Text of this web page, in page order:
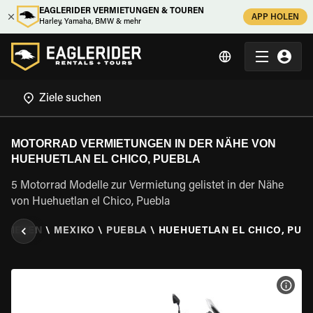
EAGLERIDER VERMIETUNGEN & TOUREN
Harley, Yamaha, BMW & mehr
APP HOLEN
MOTORRAD VERMIETUNGEN IN DER NÄHE VON
HUEHUETLAN EL CHICO, PUEBLA
5 Motorrad Modelle zur Vermietung gelistet in der Nähe
von Huehuetlan el Chico, Puebla
MIETEN \ MEXIKO \ PUEBLA \ HUEHUETLAN EL CHICO,